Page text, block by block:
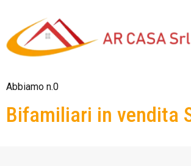
Abbiamo n.0
Bifamiliari in vendita